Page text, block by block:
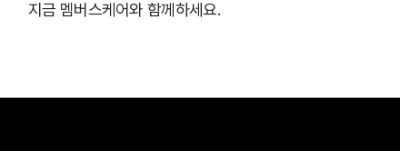
지금 멤버스케어와 함께하세요.